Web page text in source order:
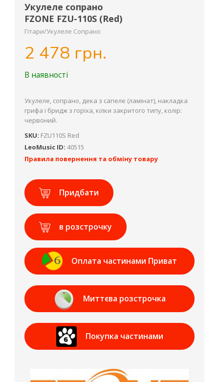
Укулеле сопрано
FZONE FZU-110S (Red)
Гітари/Укулеле Сопрано
2 478 грн.
В наявності
Укулеле, сопрано, дека з сапеле (ламінат), накладка
грифа і бридж з горіха, кілки закритого типу, колір:
червоний.
SKU: FZU110S Red
LeoMusic ID: 40515
Правила повернення та обміну товару
Придбати
в розстрочку
Оплата частинами Приват
Банк
Миттєва розстрочка
Приват Банк
Покупка частинами